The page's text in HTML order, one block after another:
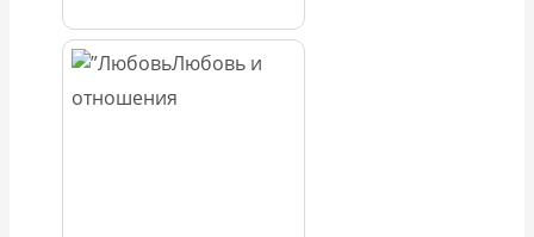
Любовь и
отношения